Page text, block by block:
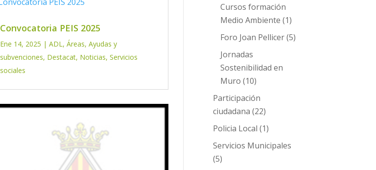
Convocatoria PEIS 2025
Ene 14, 2025 | ADL, Áreas, Ayudas y
subvenciones, Destacat, Noticias, Servicios
sociales
Cursos formación
Medio Ambiente (1)
Foro Joan Pellicer(5)
Jornadas
Sostenibilidad en
Muro (10)
Participación
ciudadana (22)
Policia Local (1)
Servicios Municipales
(5)